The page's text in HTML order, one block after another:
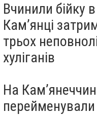
Вчинили бійку
Кам’янці
трьох
хуліганів
На